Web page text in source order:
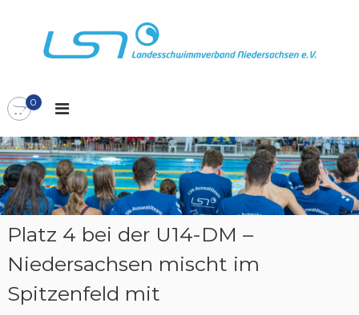
t
s
p
r
i
a
n
e
s
s
c
h
w
i
m
m
N 0
Platz 4 bei der U14-DM –
Niedersachsen mischt im
Spitzenfeld mit